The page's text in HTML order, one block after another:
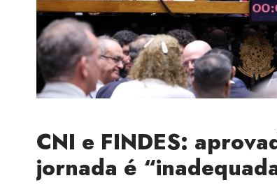
CNI e FINDES:
jornada é